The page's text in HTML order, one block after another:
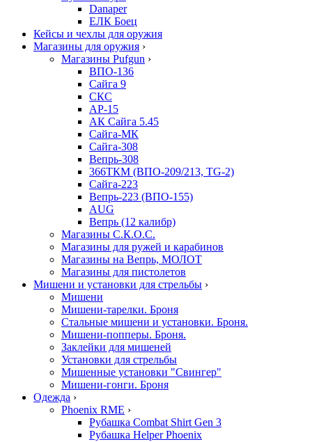
Danaper
ЕЛК Боец
Кейсы и чехлы для оружия
Магазины для оружия ›
Магазины Pufgun ›
ВПО-136
Сайга 9
СКС
АР-15
АК Сайга 5.45
Сайга-МК
Сайга-308
Вепрь-308
366ТКМ (ВПО-209/213, TG-2)
Сайга-223
Вепрь-223 (ВПО-155)
AUG
Вепрь (12 калибр)
Магазины С.К.О.С.
Магазины для ружей и карабинов
Магазины на Вепрь, МОЛОТ
Магазины для пистолетов
Мишени и установки для стрельбы ›
Мишени
Мишени-тарелки. Броня
Стальные мишени и установки. Броня.
Мишени-попперы. Броня.
Заклейки для мишеней
Установки для стрельбы
Мишенные установки "Свингер"
Мишени-гонги. Броня
Одежда ›
Phoenix RME ›
Рубашка Combat Shirt Gen 3
Рубашка Helper Phoenix